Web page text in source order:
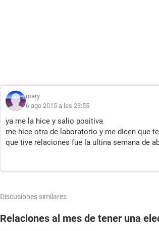
mary
6 ago 2015 a las 23:55
ya me la hice y salio positiva
me hice otra de laboratorio y me dicen que
que tive relaciones fue la ultina semana de
Discusiones similares
Relaciones al mes de tener una